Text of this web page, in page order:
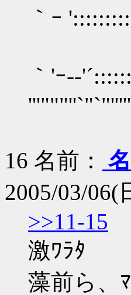
｀ｰ
｀'ｰ--
16 名前：
2005/03/06(
>>11-15
激ﾜﾗﾀ
藻前ら、